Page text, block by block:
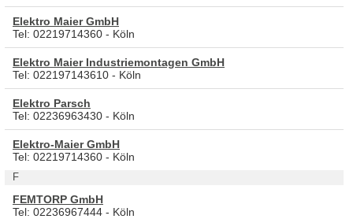
Elektro Maier GmbH
Tel: 02219714360 - Köln
Elektro Maier Industriemontagen GmbH
Tel: 022197143610 - Köln
Elektro Parsch
Tel: 02236963430 - Köln
Elektro-Maier GmbH
Tel: 02219714360 - Köln
F
FEMTORP GmbH
Tel: 02236967444 - Köln